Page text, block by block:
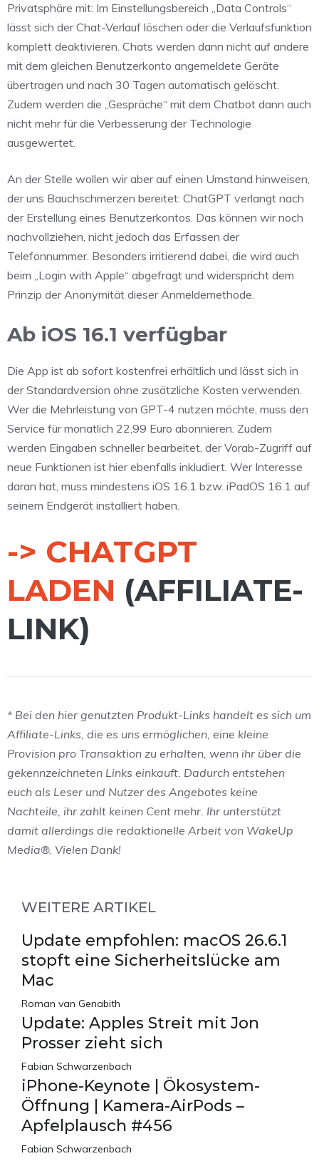
Privatsphäre mit: Im Einstellungsbereich „Data Controls“
lässt sich der Chat-Verlauf löschen oder die Verlaufsfunktion
komplett deaktivieren. Chats werden dann nicht auf andere
mit dem gleichen Benutzerkonto angemeldete Geräte
übertragen und nach 30 Tagen automatisch gelöscht.
Zudem werden die „Gespräche“ mit dem Chatbot dann auch
nicht mehr für die Verbesserung der Technologie
ausgewertet.
An der Stelle wollen wir aber auf einen Umstand hinweisen,
der uns Bauchschmerzen bereitet: ChatGPT verlangt nach
der Erstellung eines Benutzerkontos. Das können wir noch
nachvollziehen, nicht jedoch das Erfassen der
Telefonnummer. Besonders irritierend dabei, die wird auch
beim „Login with Apple“ abgefragt und widerspricht dem
Prinzip der Anonymität dieser Anmeldemethode.
Ab iOS 16.1 verfügbar
Die App ist ab sofort kostenfrei erhältlich und lässt sich in
der Standardversion ohne zusätzliche Kosten verwenden.
Wer die Mehrleistung von GPT-4 nutzen möchte, muss den
Service für monatlich 22,99 Euro abonnieren. Zudem
werden Eingaben schneller bearbeitet, der Vorab-Zugriff auf
neue Funktionen ist hier ebenfalls inkludiert. Wer Interesse
daran hat, muss mindestens iOS 16.1 bzw. iPadOS 16.1 auf
seinem Endgerät installiert haben.
-> CHATGPT
LADEN (AFFILIATE-
LINK)
* Bei den hier genutzten Produkt-Links handelt es sich um
Affiliate-Links, die es uns ermöglichen, eine kleine
Provision pro Transaktion zu erhalten, wenn ihr über die
gekennzeichneten Links einkauft. Dadurch entstehen
euch als Leser und Nutzer des Angebotes keine
Nachteile, ihr zahlt keinen Cent mehr. Ihr unterstützt
damit allerdings die redaktionelle Arbeit von WakeUp
Media®. Vielen Dank!
WEITERE ARTIKEL
Update empfohlen: macOS 26.6.1
stopft eine Sicherheitslücke am
Mac
Roman van Genabith
Update: Apples Streit mit Jon
Prosser zieht sich
Fabian Schwarzenbach
iPhone-Keynote | Ökosystem-
Öffnung | Kamera-AirPods –
Apfelplausch #456
Fabian Schwarzenbach